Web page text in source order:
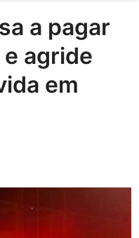
a pagar
agride
em